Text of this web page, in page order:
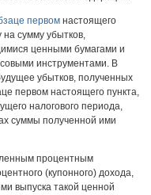
первом настоящего
сумму убытков,
ценными бумагами и
инструментами. В
убытков, полученных
первом настоящего пункта,
налогового периода,
суммы полученной ими
процентным
(купонного) дохода,
выпуска такой ценной